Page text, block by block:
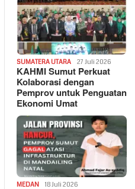
SUMATERA UTARA 27 Juli 2026
KAHMI Sumut Perkuat
Kolaborasi dengan
Pemprov untuk Penguatan
Ekonomi Umat
MEDAN 18 Juli 2026